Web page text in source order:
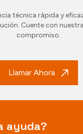
técnica rápida y
Cuente con
compromiso.
Llamar Ahora
ayuda?